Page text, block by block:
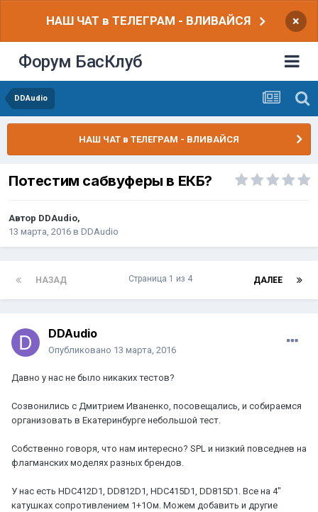
НАШ ЧАТ в ТЕЛЕГРАМ - ВЛИВАЙСЯ ×
Форум БасКлуб
DDAudio
НАШ ЧАТ в ТЕЛЕГРАМ - ВЛИВАЙСЯ
Потестим сабвуферы в ЕКБ?
Автор DDAudio,
13 марта, 2016 в DDAudio
НАЗАД ДАЛЕЕ
Страница 1 из 4
DDAudio
Опубликовано 13 марта, 2016
Давно у нас не было никаких тестов?
Созвонились с Дмитрием Иваненко, посовещались, и собираемся
организовать в Екатеринбурге небольшой тест.
Собственно говоря, что нам интересно? SPL и низкий повседнев на
флагманских моделях разных брендов.
У нас есть HDC412D1, DD812D1, HDC415D1, DD815D1. Все на 4"
катушках сопротивлением 1+1Ом. Можем добавить и другие